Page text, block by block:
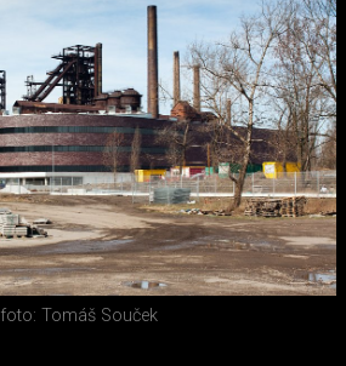
foto: Tomáš Souček